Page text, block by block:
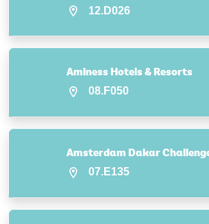
12.D026
Aminess Hotels & Resorts
08.F050
Amsterdam Dakar
07.E135